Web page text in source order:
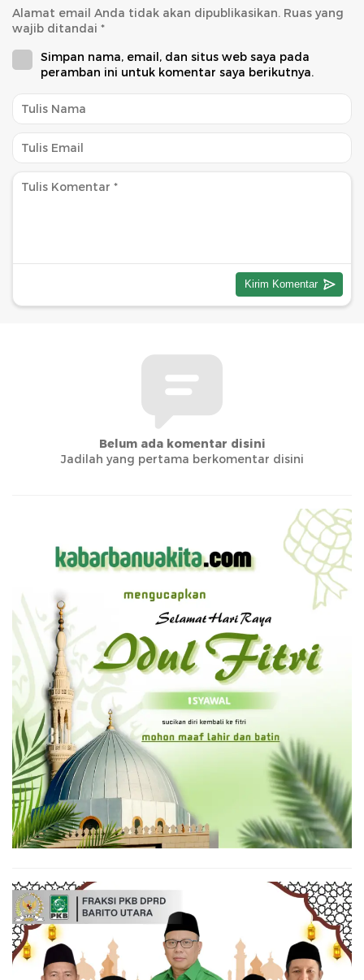
Alamat email Anda tidak akan dipublikasikan. Ruas yang
wajib ditandai *
Simpan nama, email, dan situs web saya pada
peramban ini untuk komentar saya berikutnya.
Belum ada komentar disini
Jadilah yang pertama berkomentar disini